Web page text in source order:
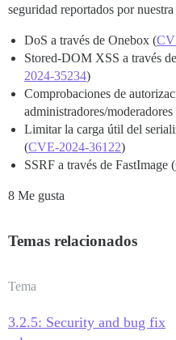
seguridad reportados por
DoS a través de Onebox (
Stored-DOM XSS a través
2024-35234)
Comprobaciones de
administradores/moderadores
Limitar la carga útil del
(CVE-2024-36122)
SSRF a través de FastImage (
8 Me gusta
Temas relacionados
Tema
3.2.5: Security and bug fix